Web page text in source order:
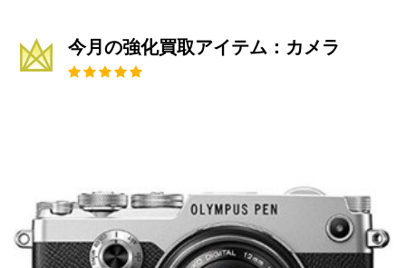
今月の強化買取アイテム：カメラ